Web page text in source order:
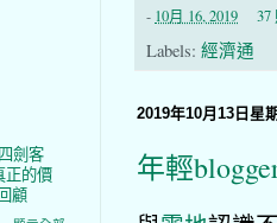
- 10月 16, 2019
Labels: 經濟通
2019年10月13日星
年輕
劍客
正的價
顧